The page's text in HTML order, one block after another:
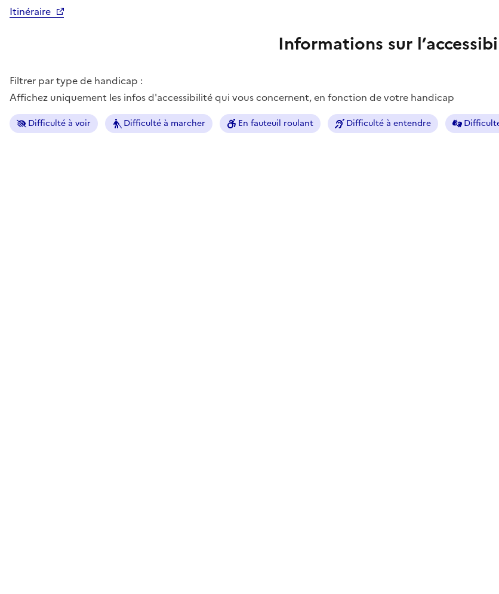
Itinéraire
Informations sur
Filtrer par type de handicap :
Affichez uniquement les infos d'accessibilité qui vous concernent, en fonction de votre handicap
Difficulté à voir Difficulté à marcher En fauteuil roulant Difficulté à entendre